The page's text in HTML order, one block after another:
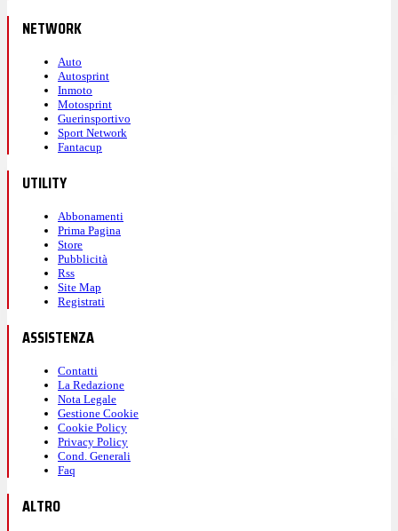
NETWORK
Auto
Autosprint
Inmoto
Motosprint
Guerinsportivo
Sport Network
Fantacup
UTILITY
Abbonamenti
Prima Pagina
Store
Pubblicità
Rss
Site Map
Registrati
ASSISTENZA
Contatti
La Redazione
Nota Legale
Gestione Cookie
Cookie Policy
Privacy Policy
Cond. Generali
Faq
ALTRO